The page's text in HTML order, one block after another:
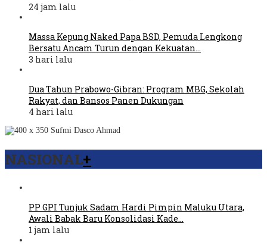
24 jam lalu
Massa Kepung Naked Papa BSD, Pemuda Lengkong
Bersatu Ancam Turun dengan Kekuatan…
3 hari lalu
Dua Tahun Prabowo-Gibran: Program MBG, Sekolah
Rakyat, dan Bansos Panen Dukungan
4 hari lalu
NASIONAL+
PP GPI Tunjuk Sadam Hardi Pimpin Maluku Utara,
Awali Babak Baru Konsolidasi Kade…
1 jam lalu